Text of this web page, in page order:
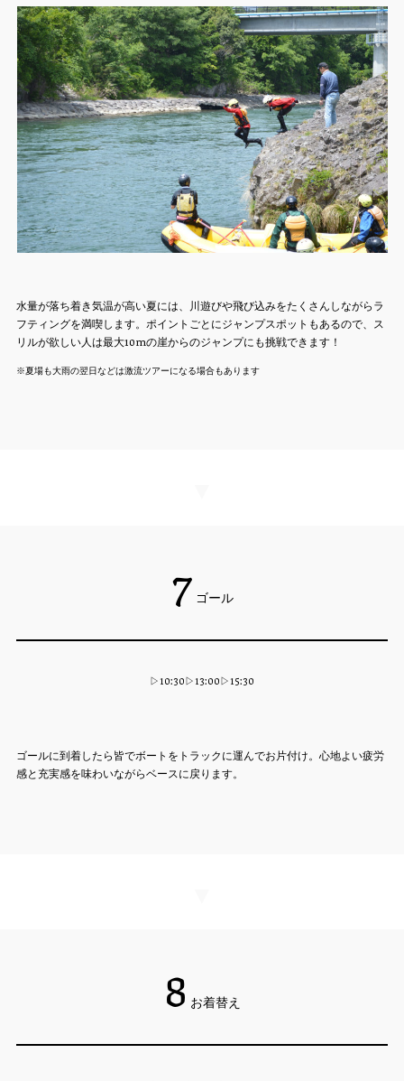
水量が落ち着き気温が高い夏には、川遊びや飛び込みをたくさんしながらラ
フティングを満喫します。ポイントごとにジャンプスポットもあるので、ス
リルが欲しい人は最大10mの崖からのジャンプにも挑戦できます！
※夏場も大雨の翌日などは激流ツアーになる場合もあります
7 ゴール
▷10:30▷13:00▷15:30